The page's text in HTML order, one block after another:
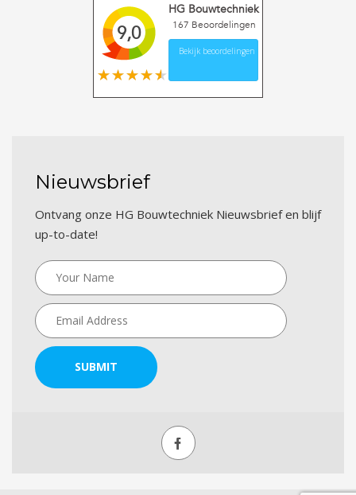
9,0
HG Bouwtechniek
167 Beoordelingen
Bekijk beoordelingen
Nieuwsbrief
Ontvang onze HG Bouwtechniek Nieuwsbrief en blijf
up-to-date!
SUBMIT